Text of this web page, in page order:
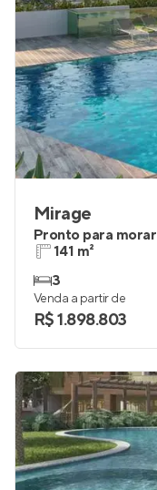
Mirage
Pronto para morar
141 m²
3
Venda a partir de
R$ 1.898.803